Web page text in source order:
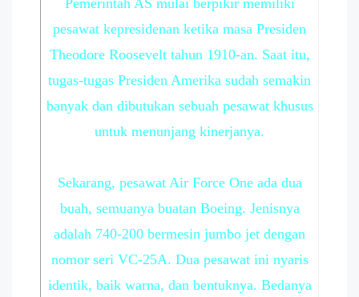
Pemerintah AS mulai berpikir memiliki
pesawat kepresidenan ketika masa Presiden
Theodore Roosevelt tahun 1910-an. Saat itu,
tugas-tugas Presiden Amerika sudah semakin
banyak dan dibutukan sebuah pesawat khusus
untuk menunjang kinerjanya.
Sekarang, pesawat Air Force One ada dua
buah, semuanya buatan Boeing. Jenisnya
adalah 740-200 bermesin jumbo jet dengan
nomor seri VC-25A. Dua pesawat ini nyaris
identik, baik warna, dan bentuknya. Bedanya